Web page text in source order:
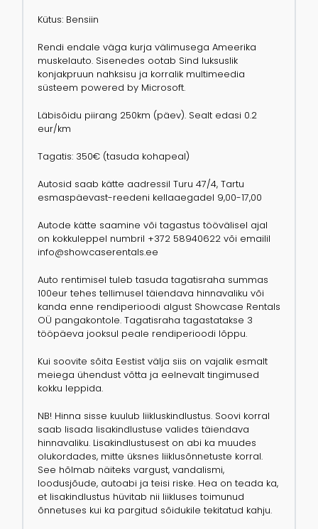
Kütus: Bensiin
Rendi endale väga kurja välimusega Ameerika
muskelauto. Sisenedes ootab Sind luksuslik
konjakpruun nahksisu ja korralik multimeedia
süsteem powered by Microsoft.
Läbisõidu piirang 250km (päev). Sealt edasi 0.2
eur/km
Tagatis: 350€ (tasuda kohapeal)
Autosid saab kätte aadressil Turu 47/4, Tartu
esmaspäevast-reedeni kellaaegadel 9,00-17,00
Autode kätte saamine või tagastus töövälisel ajal
on kokkuleppel numbril +372 58940622 või emailil
info@showcaserentals.ee
Auto rentimisel tuleb tasuda tagatisraha summas
100eur tehes tellimusel täiendava hinnavaliku või
kanda enne rendiperioodi algust Showcase Rentals
OÜ pangakontole. Tagatisraha tagastatakse 3
tööpäeva jooksul peale rendiperioodi lõppu.
Kui soovite sõita Eestist välja siis on vajalik esmalt
meiega ühendust võtta ja eelnevalt tingimused
kokku leppida.
NB! Hinna sisse kuulub liikluskindlustus. Soovi korral
saab lisada lisakindlustuse valides täiendava
hinnavaliku. Lisakindlustusest on abi ka muudes
olukordades, mitte üksnes liiklusõnnetuste korral.
See hõlmab näiteks vargust, vandalismi,
loodusjõude, autoabi ja teisi riske. Hea on teada ka,
et lisakindlustus hüvitab nii liikluses toimunud
õnnetuses kui ka pargitud sõidukile tekitatud kahju.